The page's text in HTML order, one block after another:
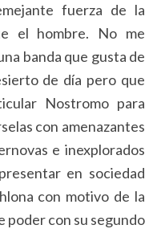
fuerza de la
el hombre. No me
banda que gusta de
de día pero que
Nostromo para
con amenazantes
e inexplorados
en sociedad
con motivo de la
poder con su segundo